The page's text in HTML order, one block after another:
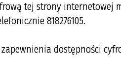
tej strony internetowej
818276105.
dostępności